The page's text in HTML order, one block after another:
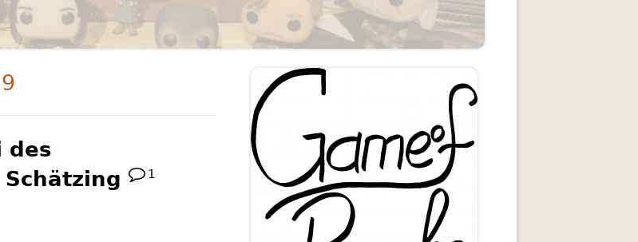
des
1
Die Tyrannei des Schmetterlings — Frank Schätzing
Haupt-
Seitenleiste